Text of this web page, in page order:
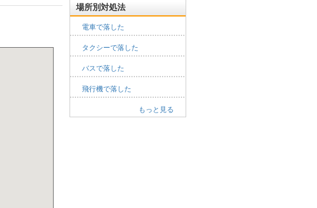
場所別対処法
電車で落した
タクシーで落した
バスで落した
飛行機で落した
もっと見る